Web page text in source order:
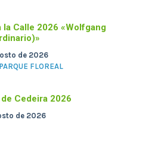
la Calle 2026 «Wolfgang
de 2026
PARQUE FLOREAL
de Cedeira 2026
de 2026